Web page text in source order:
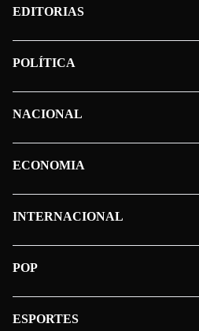
EDITORIAS
POLÍTICA
NACIONAL
ECONOMIA
INTERNACIONAL
POP
ESPORTES